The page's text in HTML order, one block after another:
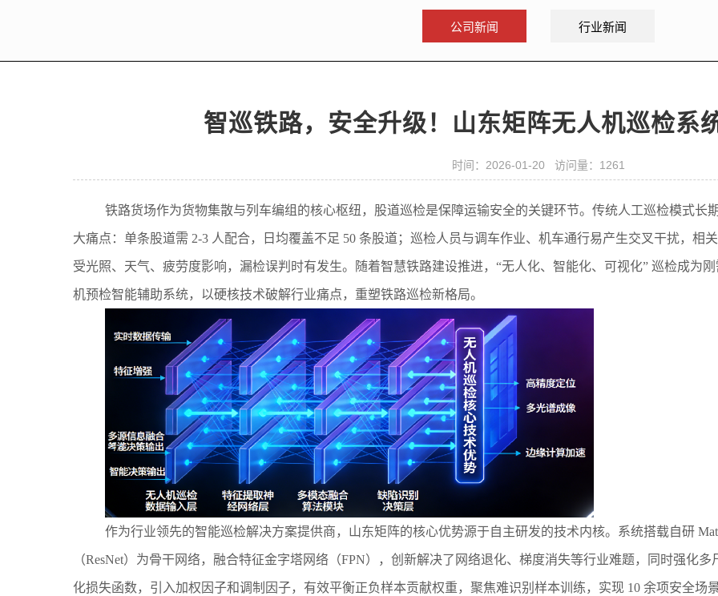
公司新闻 行业新闻
智巡铁路，安全升级！山东矩阵无人机巡检系
时间：2026-01-20 访问量：1261
铁路货场作为货物集散与列车编组的核心枢纽，股道巡检是保障运输安全的关键环节。传统人工巡检模式长
大痛点：单条股道需 2-3 人配合，日均覆盖不足 50 条股道；巡检人员与调车作业、机车通行易产生交叉干扰，相
受光照、天气、疲劳度影响，漏检误判时有发生。随着智慧铁路建设推进，“无人化、智能化、可视化” 巡检成为
机预检智能辅助系统，以硬核技术破解行业痛点，重塑铁路巡检新格局。
作为行业领先的智能巡检解决方案提供商，山东矩阵的核心优势源于自主研发的技术内核。系统搭载自研
（ResNet）为骨干网络，融合特征金字塔网络（FPN），创新解决了网络退化、梯度消失等行业难题，同时强化
化损失函数，引入加权因子和调制因子，有效平衡正负样本贡献权重，聚焦难识别样本训练，实现 10 余项安全场